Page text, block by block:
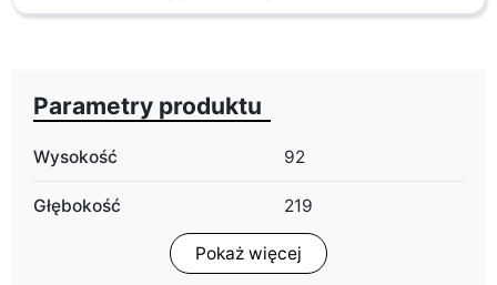
Parametry produktu
Wysokość 92
Głębokość 219
Powierzchnia spania
90x200 cm
120x200 cm
Pokaż więcej